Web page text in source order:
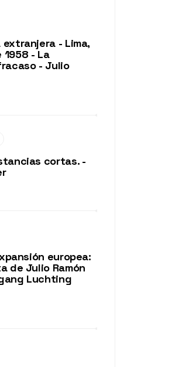
- Lima,
- La
- Julio
cortas. -
europea:
de Julio Ramón
Luchting